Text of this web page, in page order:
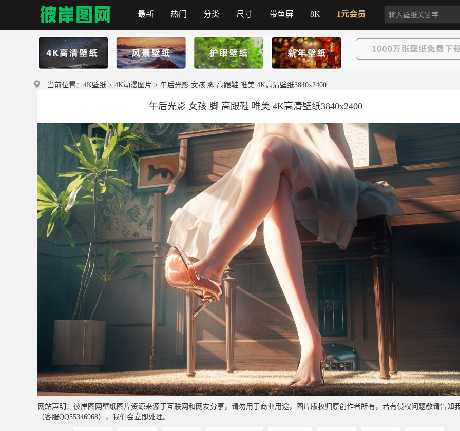
彼岸图网
最新 热门 分类 尺寸 带鱼屏 8K 1元会员
当前位置： 4K壁纸 > 4K动漫图片 > 午后光影 女孩 脚 高跟鞋 唯美 4K高清壁纸3840x2400
午后光影 女孩 脚 高跟鞋 唯美 4K高清壁纸3840x2400
网站声明：彼岸图网壁纸图片资源来源于互联网和网友分享，请勿用于商业用途，图片版权归原创作者所有，若有侵权问题敬请告知
（客服QQ55346968），我们会立即处理。